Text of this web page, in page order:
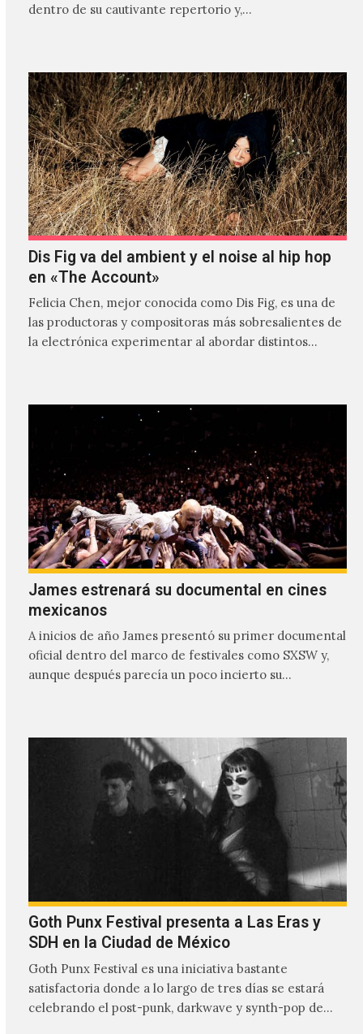
dentro de su cautivante repertorio y,…
Dis Fig va del ambient y el noise al hip hop
en «The Account»
Felicia Chen, mejor conocida como Dis Fig, es una de
las productoras y compositoras más sobresalientes de
la electrónica experimentar al abordar distintos
James estrenará su documental en cines
mexicanos
A inicios de año James presentó su primer documental
oficial dentro del marco de festivales como SXSW y,
aunque después parecía un poco incierto su…
Goth Punx Festival presenta a Las Eras y
SDH en la Ciudad de México
Goth Punx Festival es una iniciativa bastante
satisfactoria donde a lo largo de tres días se estará
celebrando el post-punk, darkwave y synth-pop de